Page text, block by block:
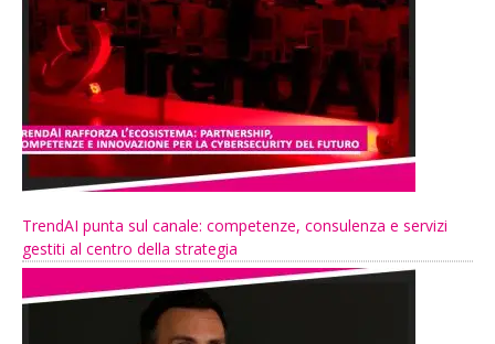
TrendAI punta sul canale: competenze, consulenza e servizi
gestiti al centro della strategia